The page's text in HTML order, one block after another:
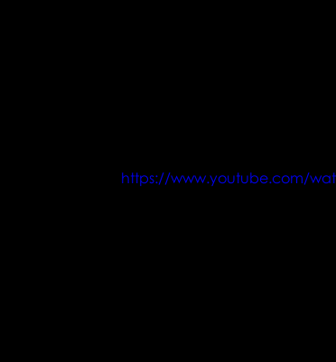
https://www.youtube.com/